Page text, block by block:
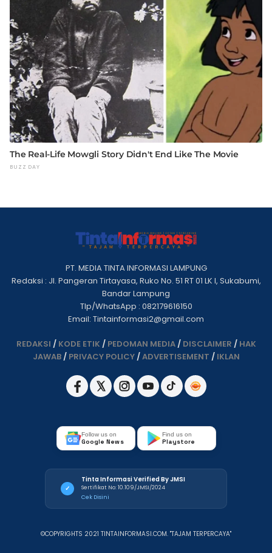
PT. MEDIA TINTA INFORMASI LAMPUNG
Redaksi : Jl. Pangeran Tirtayasa, Ruko No. 51 RT 01 LK I, Sukabumi,
Bandar Lampung
Tlp/WhatsApp : 082179616150
Email: Tintainformasi2@gmail.com
REDAKSI / KODE ETIK / PEDOMAN MEDIA/ DISCLAIMER / HAK
JAWAB/ PRIVACY POLICY/ADVERTISEMENT / IKLAN
Follow us on
Google News
Find us on
Playstore
✓
Tinta Informasi Verified By JMSI
Sertifikat No: 10.109/JMSI/2024
Cek Disini
©COPYRIGHTS 2021 TINTAINFORMASI.COM. "TAJAM TERPERCAYA"